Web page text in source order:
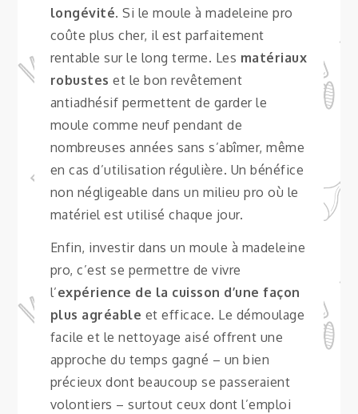
longévité. Si le moule à madeleine pro
coûte plus cher, il est parfaitement
rentable sur le long terme. Les matériaux
robustes et le bon revêtement
antiadhésif permettent de garder le
moule comme neuf pendant de
nombreuses années sans s’abîmer, même
en cas d’utilisation régulière. Un bénéfice
non négligeable dans un milieu pro où le
matériel est utilisé chaque jour.
Enfin, investir dans un moule à madeleine
pro, c’est se permettre de vivre
l’expérience de la cuisson d’une façon
plus agréable et efficace. Le démoulage
facile et le nettoyage aisé offrent une
approche du temps gagné – un bien
précieux dont beaucoup se passeraient
volontiers – surtout ceux dont l’emploi